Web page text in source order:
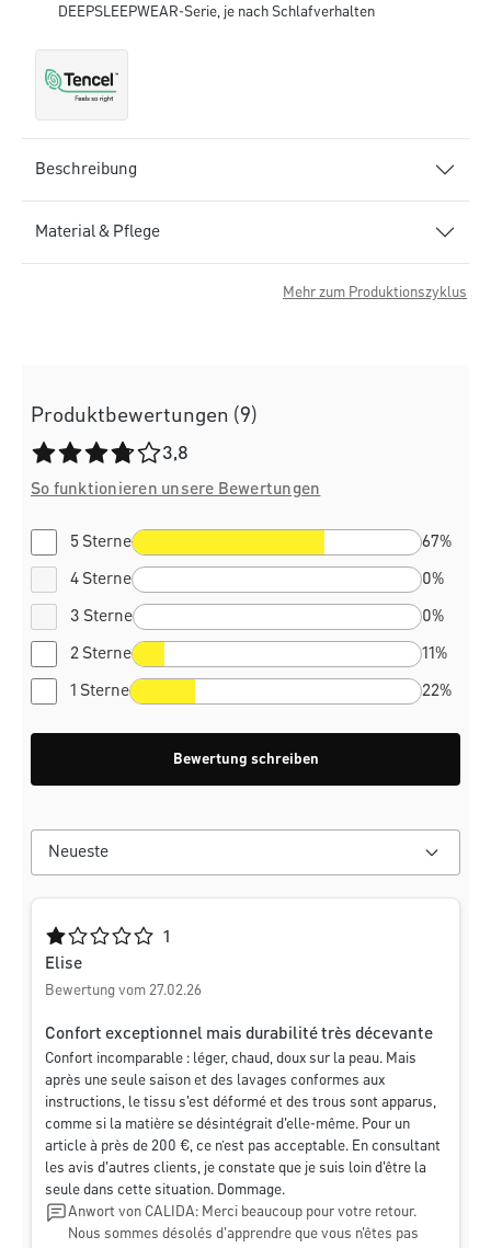
DEEPSLEEPWEAR-Serie, je nach Schlafverhalten
Beschreibung
Material & Pflege
Mehr zum Produktionszyklus
Produktbewertungen (9)
Durchschnittliche Bewertung von 3.8 von 5 Sternen
3,8
So funktionieren unsere Bewertungen
5 Sterne 67%
4 Sterne 0%
3 Sterne 0%
2 Sterne 11%
1 Sterne 22%
Bewertung schreiben
Durchschnittliche Bewertung von 1 von 5 Sternen
1
Elise
Bewertung vom 27.02.26
Confort exceptionnel mais durabilité très décevante
Confort incomparable : léger, chaud, doux sur la peau. Mais
après une seule saison et des lavages conformes aux
instructions, le tissu s'est déformé et des trous sont apparus,
comme si la matière se désintégrait d'elle-même. Pour un
article à près de 200 €, ce n’est pas acceptable. En consultant
les avis d'autres clients, je constate que je suis loin d'être la
seule dans cette situation. Dommage.
Anwort von CALIDA: Merci beaucoup pour votre retour.
Nous sommes désolés d'apprendre que vous n'êtes pas